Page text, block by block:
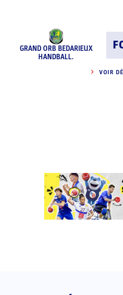
GRAND ORB BEDARIEUX
HANDBALL.
VOIR